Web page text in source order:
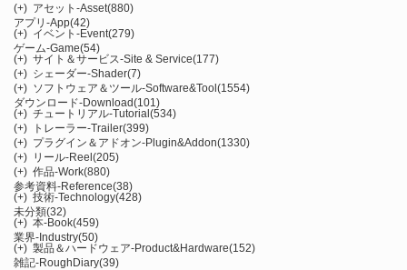
(+) アセット-Asset(880)
アプリ-App(42)
(+) イベント-Event(279)
ゲーム-Game(54)
(+) サイト＆サービス-Site & Service(177)
(+) シェーダー-Shader(7)
(+) ソフトウェア＆ツール-Software&Tool(1554)
ダウンロード-Download(101)
(+) チュートリアル-Tutorial(534)
(+)
トレーラー-Trailer(399)
(+) プラグイン＆アドオン-Plugin&Addon(1330)
(+) リール-Reel(205)
(+) 作品-Work(880)
参考資料-Reference(38)
(+) 技術-Technology(428)
未分類(32)
(+) 本-Book(459)
業界-Industry(50)
(+) 製品＆ハードウェア-Product&Hardware(152)
雑記-RoughDiary(39)